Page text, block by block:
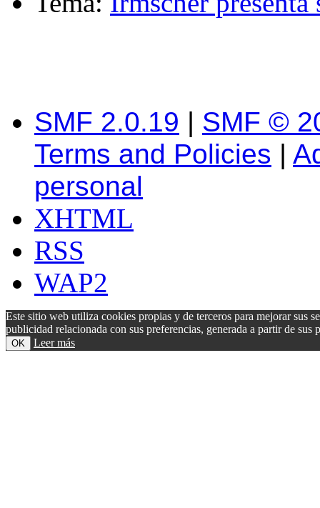
SMF 2.0.19 | SMF ©
Terms and Policies |
personal
XHTML
RSS
WAP2
Este sitio web utiliza cookies propias y de terceros para mejorar sus
publicidad relacionada con sus preferencias, generada a partir de
OK Leer más